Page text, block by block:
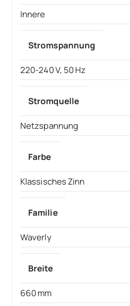
Innere
Stromspannung
220-240 V, 50 Hz
Stromquelle
Netzspannung
Farbe
Klassisches Zinn
Familie
Waverly
Breite
660 mm